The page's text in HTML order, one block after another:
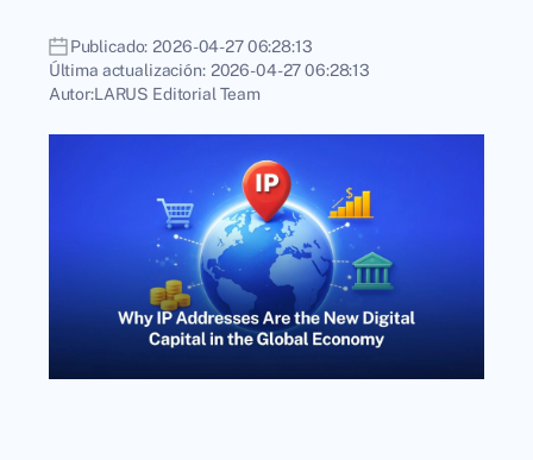
Publicado: 2026-04-27 06:28:13
Última actualización: 2026-04-27 06:28:13
Autor:LARUS Editorial Team